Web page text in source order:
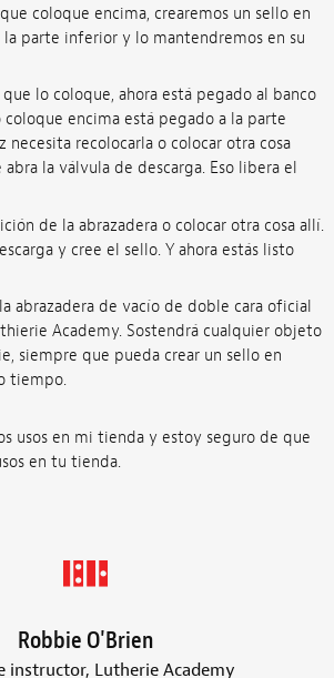
coloque encima, crearemos un sello en
parte inferior y lo mantendremos en su
lo coloque, ahora está pegado al banco
encima está pegado a la parte
necesita recolocarla o colocar otra cosa
la válvula de descarga. Eso libera el
de la abrazadera o colocar otra cosa allí.
y cree el sello. Y ahora estás listo
abrazadera de vacío de doble cara oficial
Academy. Sostendrá cualquier objeto
siempre que pueda crear un sello en
tiempo.
usos en mi tienda y estoy seguro de que
en tu tienda.
Robbie O'Brien
instructor, Lutherie Academy